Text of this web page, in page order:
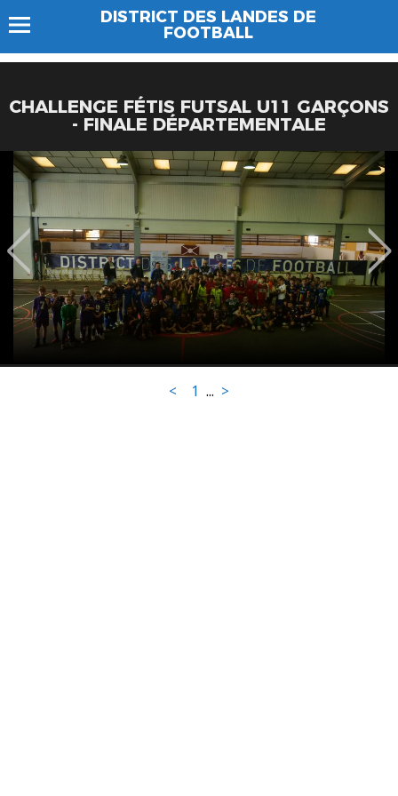
DISTRICT DES LANDES DE
FOOTBALL
CHALLENGE FÉTIS FUTSAL U11 GARÇONS
- FINALE DÉPARTEMENTALE
< 1 ... >